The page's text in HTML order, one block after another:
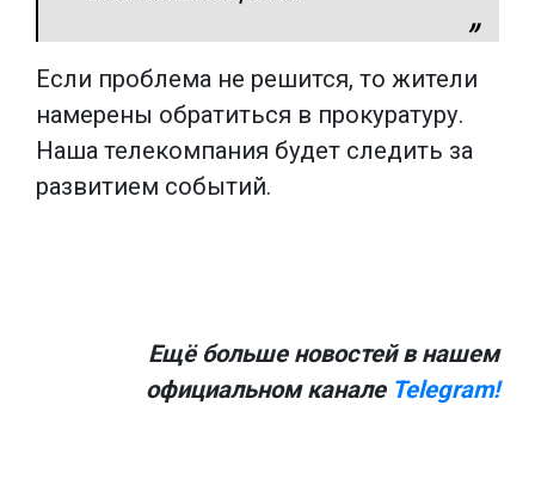
Если проблема не решится, то жители
намерены обратиться в прокуратуру.
Наша телекомпания будет следить за
развитием событий.
Ещё больше новостей в нашем
официальном канале Telegram!